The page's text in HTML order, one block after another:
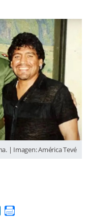
| Imagen: América Tevé
window
new window
in a new window